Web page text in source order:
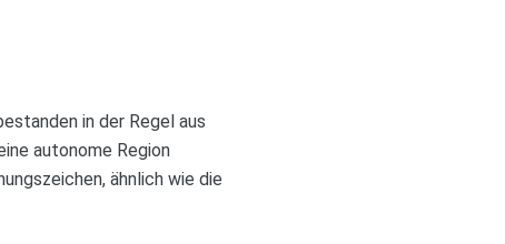
in der Regel aus
autonome Region
ähnlich wie die